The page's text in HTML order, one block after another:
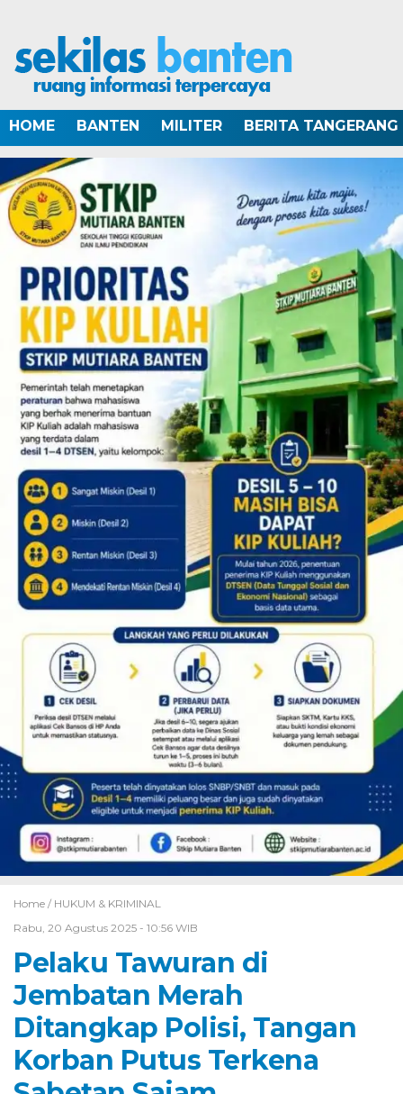
HOME BANTEN MILITER BERITA TANGERANG
Home / HUKUM & KRIMINAL
Rabu, 20 Agustus 2025 - 10:56 WIB
Pelaku Tawuran di
Jembatan Merah
Ditangkap Polisi, Tangan
Korban Putus Terkena